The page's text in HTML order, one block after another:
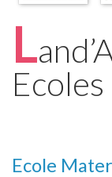
L
Ecoles
Ecole